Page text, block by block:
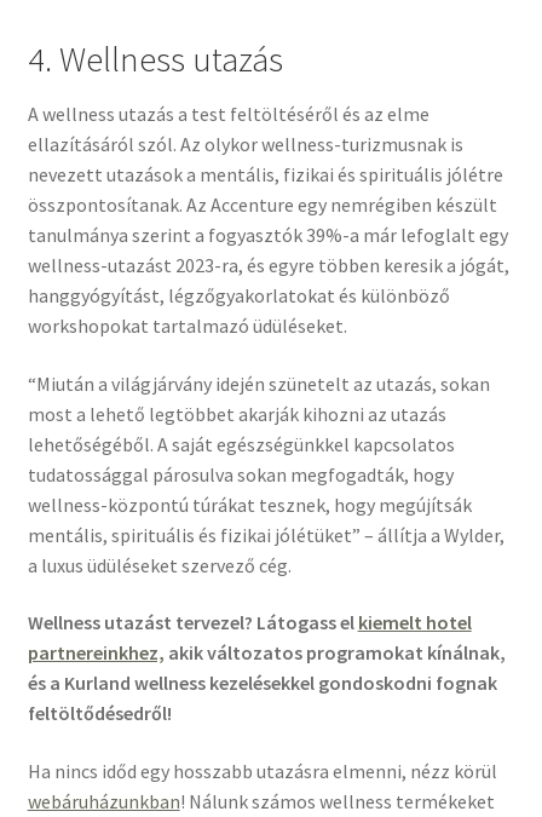
4. Wellness utazás
A wellness utazás a test feltöltéséről és az elme
ellazításáról szól. Az olykor wellness-turizmusnak is
nevezett utazások a mentális, fizikai és spirituális jólétre
összpontosítanak. Az Accenture egy nemrégiben készült
tanulmánya szerint a fogyasztók 39%-a már lefoglalt egy
wellness-utazást 2023-ra, és egyre többen keresik a jógát,
hanggyógyítást, légzőgyakorlatokat és különböző
workshopokat tartalmazó üdüléseket.
“Miután a világjárvány idején szünetelt az utazás, sokan
most a lehető legtöbbet akarják kihozni az utazás
lehetőségéből. A saját egészségünkkel kapcsolatos
tudatossággal párosulva sokan megfogadták, hogy
wellness-központú túrákat tesznek, hogy megújítsák
mentális, spirituális és fizikai jólétüket” – állítja a Wylder,
a luxus üdüléseket szervező cég.
Wellness utazást tervezel? Látogass el kiemelt hotel
partnereinkhez, akik változatos programokat kínálnak,
és a Kurland wellness kezelésekkel gondoskodni fognak
feltöltődésedről!
Ha nincs időd egy hosszabb utazásra elmenni, nézz körül
webáruházunkban! Nálunk számos wellness termékeket